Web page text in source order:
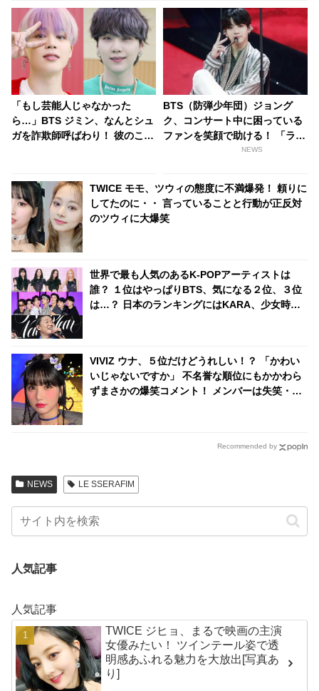
「もし芸能人じゃなかった
ら…」BTS ジミン、なんとシュ
ガを詐欺師呼ばわり！ 彼のこと
たシュガの未来を自信たっぷり
に予言する様子が面白すぎる
BTS（防弾少年団）ジョング
ク、コンサート中に困っている
ファンを笑顔で助ける！ 「ラッ
キーすぎる」とファン大興奮
NEWS
TWICE モモ、ツウィの態度に不満爆発！ 頼りに
してたのに・・ 言っていることと行動が正反対
のツウィに大爆笑
世界で最も人気のあるK-POPアーティストは
誰？ １位はやっぱりBTS、気になる２位、３位
は…？ 日本のランキングにはKARA、少女時代
VIVIZ ウナ、５位だけどうれしい！？ 「かわい
いじゃないですか」 不名誉な順位にもかかわら
ずまさかの爆笑コメント！ メンバーは失笑・・
Recommended by
NEWS LE SSERAFIM
人気記事
人気記事
TWICE ジヒョ、まるで映画の主演
女優みたい！ ツインテール姿で透
明感あふれる魅力を大放出[写真あ
り]